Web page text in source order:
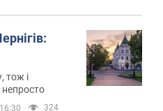
тож і
324